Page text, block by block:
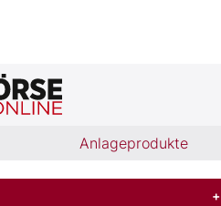
Anlageprodukte